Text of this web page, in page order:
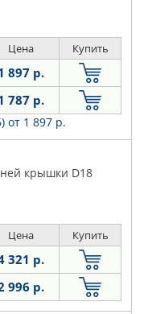
Цена Купить
897 р.
787 р.
от 1 897 р.
крышки D18
Цена Купить
321 р.
996 р.